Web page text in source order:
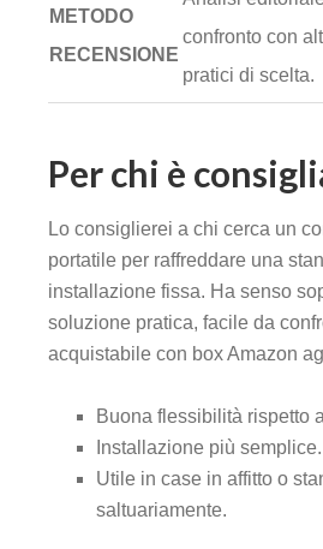
METODO
RECENSIONE
confronto con
pratici di scelta.
Per chi è
Lo consiglierei a chi cerca un
portatile per raffreddare una
installazione fissa. Ha senso
soluzione pratica, facile da
acquistabile con box Amazon
Buona flessibilità rispetto
Installazione più semplice.
Utile in case in affitto o
saltuariamente.